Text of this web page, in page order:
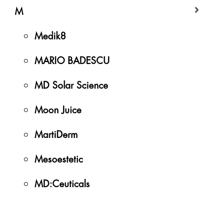
M
Medik8
MARIO BADESCU
MD Solar Science
Moon Juice
MartiDerm
Mesoestetic
MD:Ceuticals